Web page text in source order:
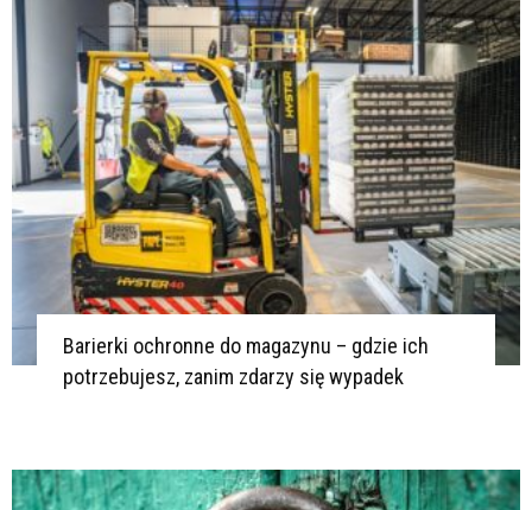
Barierki ochronne do magazynu – gdzie ich
potrzebujesz, zanim zdarzy się wypadek